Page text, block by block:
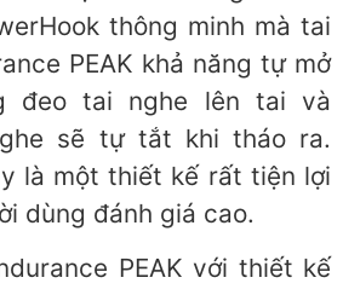
thông minh mà tai
PEAK khả năng tự mở
đeo tai nghe lên tai và
sẽ tự tắt khi tháo ra.
là một thiết kế rất tiện lợi
dùng đánh giá cao.
PEAK với thiết kế